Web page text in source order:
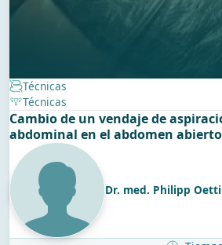
Técnicas
Técnicas
Cambio de un vendaje de
abdominal en el abdomen abierto
Dr. med.